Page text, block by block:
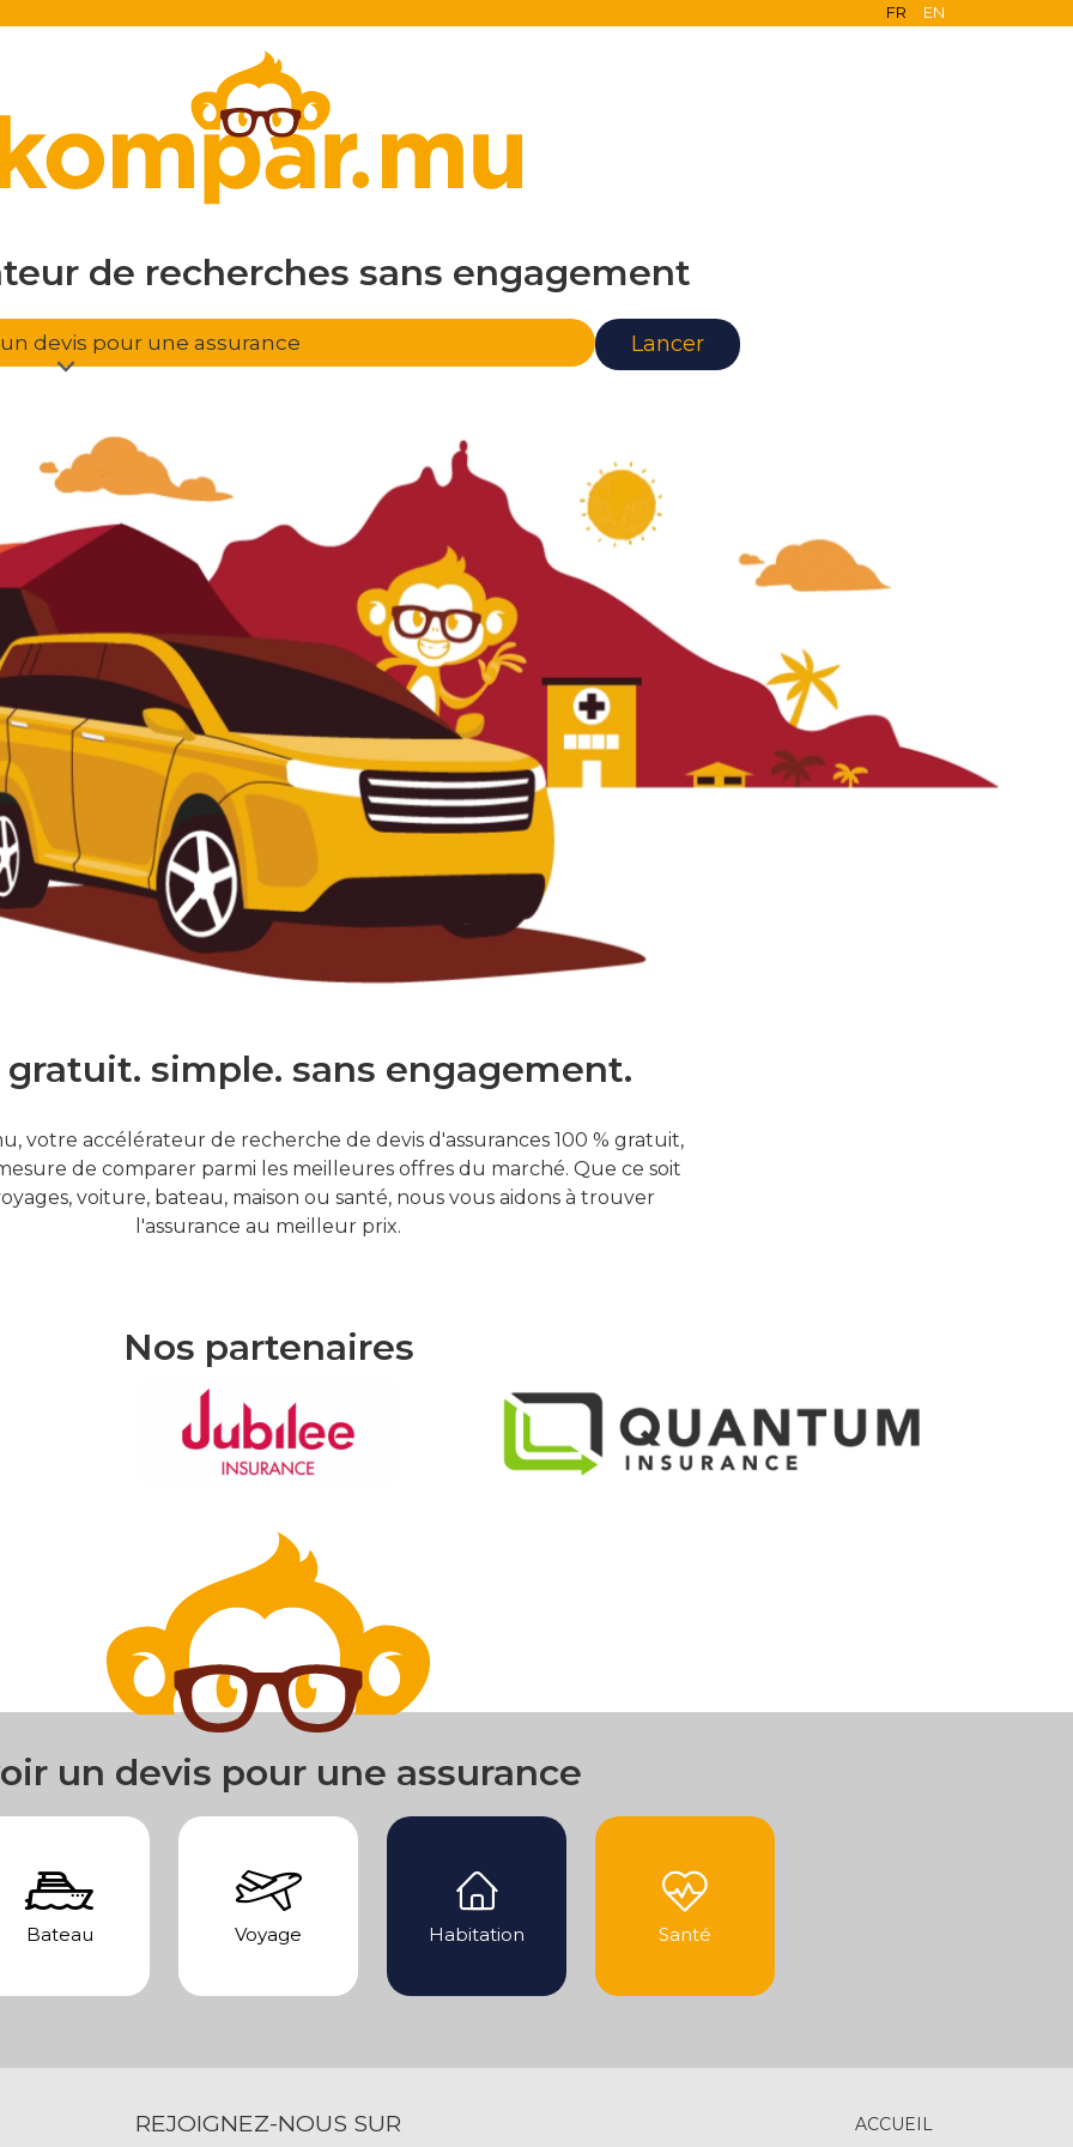
FR EN
de recherches
en ligne
sans engagement
d'assurance
devis pour une assurance Lancer
gratuit. simple. sans engagement.
votre accélérateur de recherche de devis d'assurances 100 % gratuit,
de comparer parmi les meilleures offres du marché. Que ce soit
voiture, bateau, maison ou santé, nous vous aidons à trouver
l'assurance au meilleur prix.
Nos partenaires
un devis pour une assurance
Bateau Voyage Habitation Santé
REJOIGNEZ-NOUS SUR
ACCUEIL